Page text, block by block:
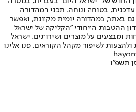
בטוחה ונוחה. תכני המהדורה
באתר, במהדורה יומית מקוונת, ואפשר
ההטבות הייחודי "הקליקה של ישראל
ומבצעים על מוצרים ושירותים. ישראל
לשיפור מקהל הקוראים. פנו אלינו
תשפ"ו